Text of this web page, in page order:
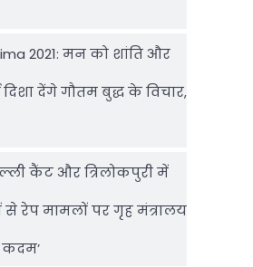
2021: मन को शांति और
देंगे गौतम बुद्ध के विचार,
कैंट और त्रिलोकपुरी में
से रेप मामलों पर गृह मंत्रालय
कदम’